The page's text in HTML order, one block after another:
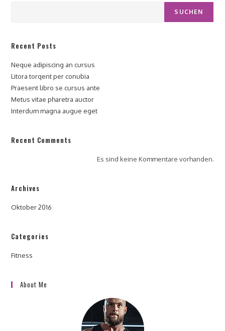
SUCHEN
Recent Posts
Neque adipiscing an cursus
Litora torqent per conubia
Praesent libro se cursus ante
Metus vitae pharetra auctor
Interdum magna augue eget
Recent Comments
Es sind keine Kommentare vorhanden.
Archives
Oktober 2016
Categories
Fitness
About Me